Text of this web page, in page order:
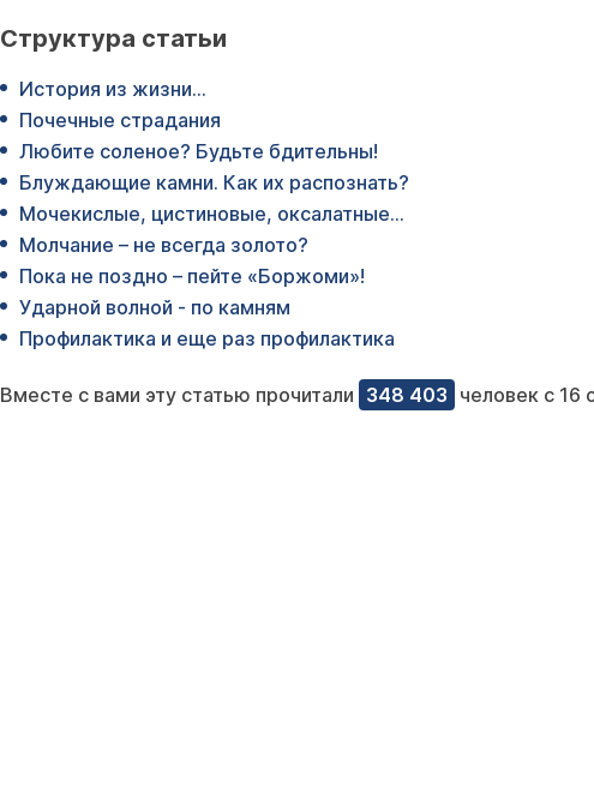
Структура статьи
История из жизни…
Почечные страдания
Любите соленое? Будьте бдительны!
Блуждающие камни. Как их распознать?
Мочекислые, цистиновые, оксалатные…
Молчание – не всегда золото?
Пока не поздно – пейте «Боржоми»!
Ударной волной - по камням
Профилактика и еще раз профилактика
Вместе с вами эту статью прочитали 348 403 человек с 16